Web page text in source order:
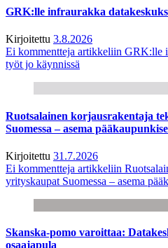
GRK:lle infraurakka
Kirjoitettu 3.8.2026
Ei kommentteja artikkeliin GRK:lle
työt jo käynnissä
Ruotsalainen korjausrakentaja
Suomessa – asema
Kirjoitettu 31.7.2026
Ei kommentteja artikkeliin
yrityskaupat Suomessa – asema
Skanska-pomo varoittaa:
osaajapula